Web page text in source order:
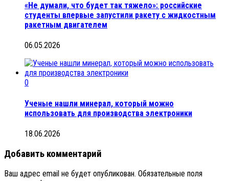
«Не думали, что будет так тяжело»: российские
студенты впервые запустили ракету с жидкостным
ракетным двигателем
06.05.2026
0
Ученые нашли минерал, который можно
использовать для производства электроники
18.06.2026
Добавить комментарий
Ваш адрес email не будет опубликован. Обязательные поля